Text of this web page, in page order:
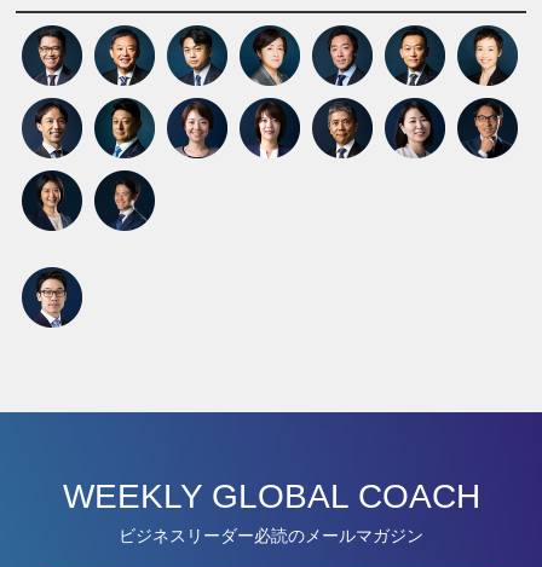
WEEKLY GLOBAL COACH
ビジネスリーダー必読のメールマガジン